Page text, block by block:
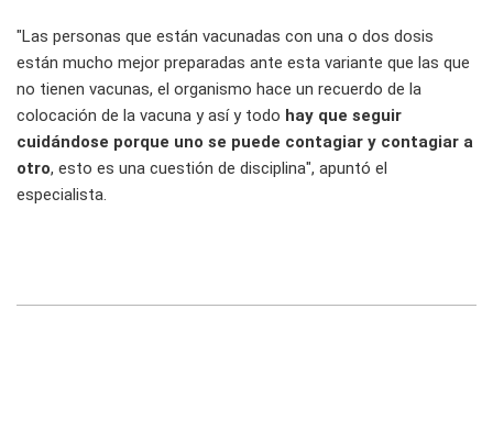
"Las personas que están vacunadas con una o dos dosis
están mucho mejor preparadas ante esta variante que las que
no tienen vacunas, el organismo hace un recuerdo de la
colocación de la vacuna y así y todo hay que seguir
cuidándose porque uno se puede contagiar y contagiar a
otro, esto es una cuestión de disciplina", apuntó el
especialista.